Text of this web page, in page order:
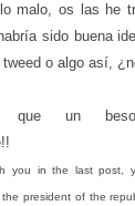
malo, os las he
sido buena
o algo así,
que un
you in the last post,
president of the